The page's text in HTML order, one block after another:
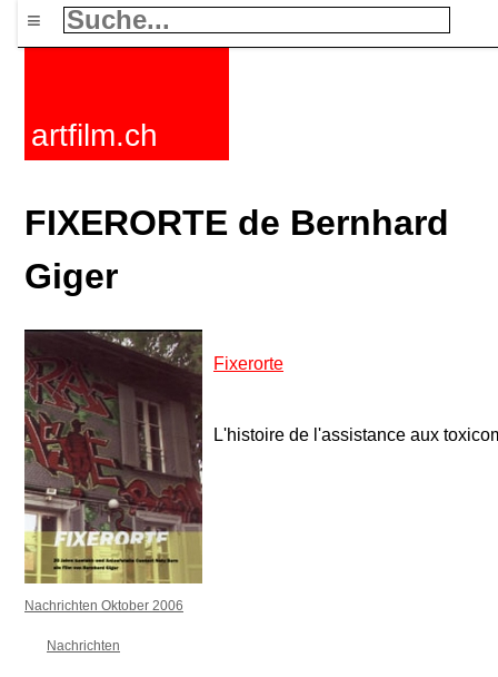
≡
artfilm.ch
FIXERORTE de Bernhard
Giger
Fixerorte
L'histoire de l'assistance aux
Nachrichten Oktober 2006
Nachrichten